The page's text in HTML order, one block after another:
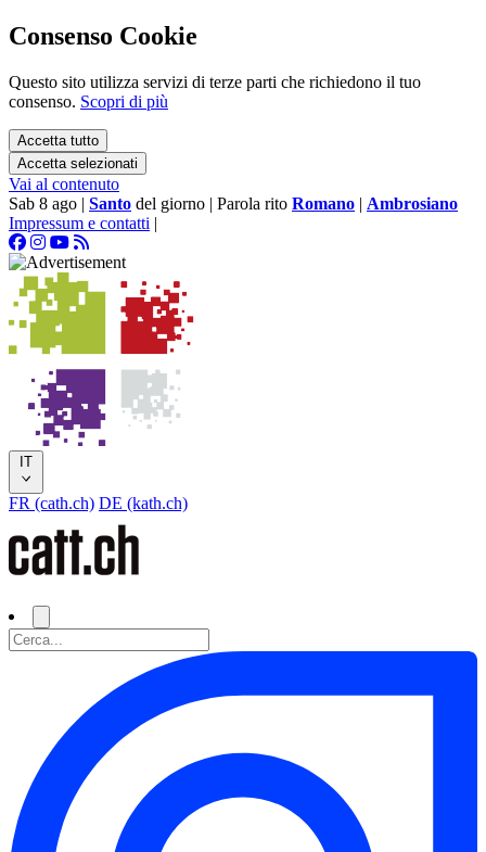
Consenso Cookie
Questo sito utilizza servizi di terze parti che richiedono il tuo
consenso. Scopri di più
Accetta tutto
Accetta selezionati
Vai al contenuto
Sab 8 ago | Santo del giorno | Parola rito Romano | Ambrosiano
Impressum e contatti |
IT
FR (cath.ch) DE (kath.ch)